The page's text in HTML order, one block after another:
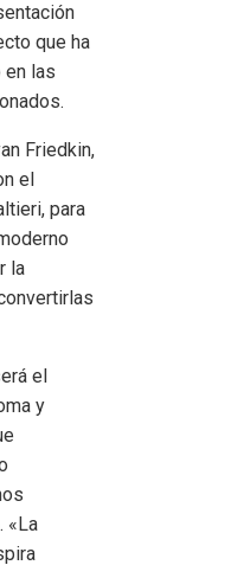
que ha
en las
Friedkin,
el
para
la
el
y
«La